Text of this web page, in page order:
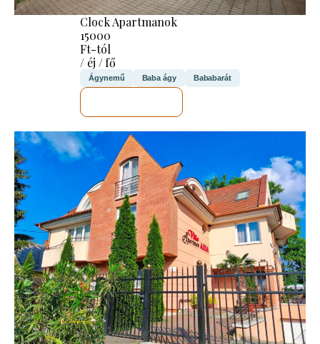
Clock Apartmanok
15000
Ft-tól
/ éj / fő
Ágynemű Baba ágy Bababarát